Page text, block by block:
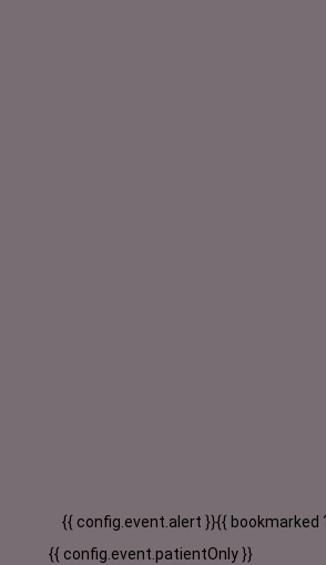
{{ config.event.alert }}{{ bookmarked
{{ config.event.patientOnly }}